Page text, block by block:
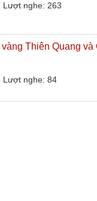
Lượt nghe: 263
Thiên Quang và
Lượt nghe: 84